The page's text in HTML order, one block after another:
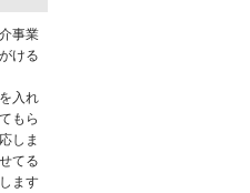
事業
ける
入れ
もら
しま
てる
ます